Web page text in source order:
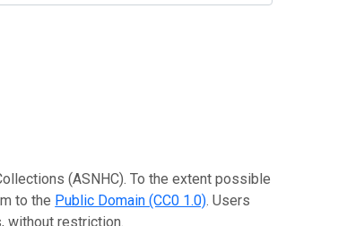
(ASNHC). To the extent possible
to the Public Domain (CC0 1.0). Users
without restriction.